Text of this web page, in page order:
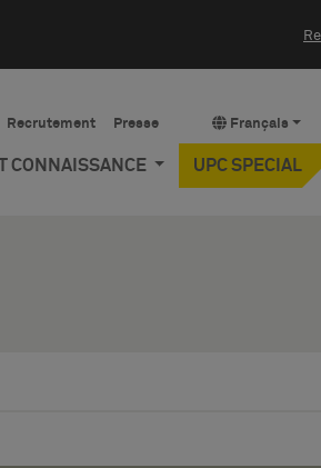
Français
Recrutement Presse
CONNAISSANCE UPC SPECIAL